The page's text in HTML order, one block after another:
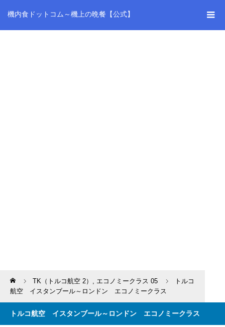
機内食ドットコム～機上の晩餐【公式】
Home TK（トルコ航空 2） , エコノミークラス 05
トルコ
航空 イスタンブール～ロンドン エコノミークラス
トルコ航空 イスタンブール～ロンドン エコノミークラス